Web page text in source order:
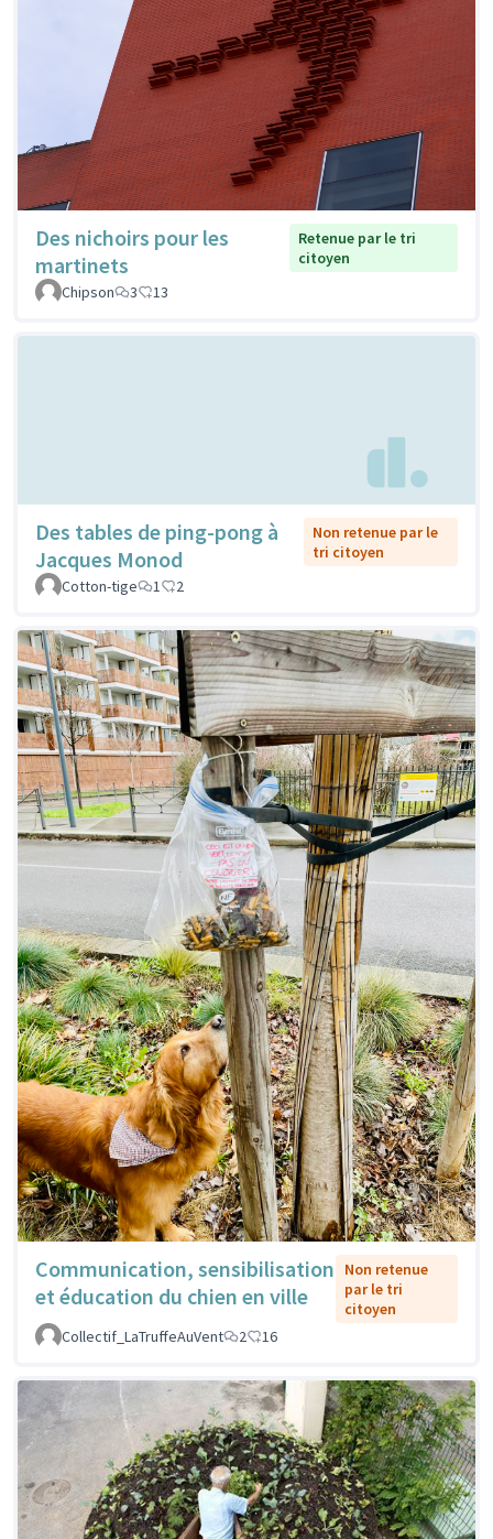
Des nichoirs pour les
martinets
Retenue par le tri
citoyen
Chipson
3 13
Des tables de ping-pong à
Jacques Monod
Non retenue par le
tri citoyen
Cotton-tige
1 2
Communication, sensibilisation
et éducation du chien en ville
Non retenue
par le tri
citoyen
Collectif_LaTruffeAuVent
2 16